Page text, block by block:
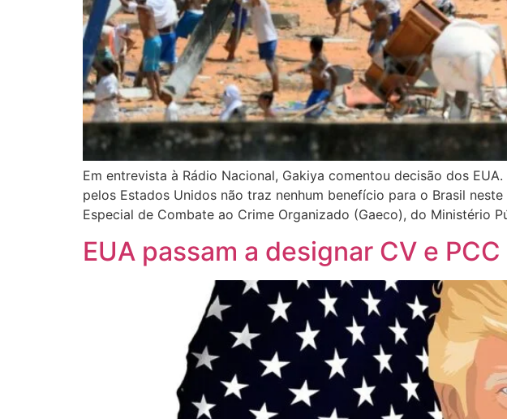
Em entrevista à Rádio Nacional, Gakiya comentou decisão dos
pelos Estados Unidos não traz nenhum benefício para o Brasil
Especial de Combate ao Crime Organizado (Gaeco), do Ministério
EUA passam a designar CV e